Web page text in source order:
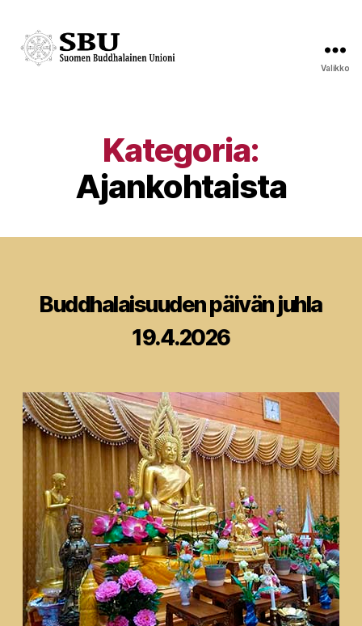
Valikko
Kategoria:
Ajankohtaista
Kategoriat
Buddhalaisuuden päivän juhla
19.4.2026